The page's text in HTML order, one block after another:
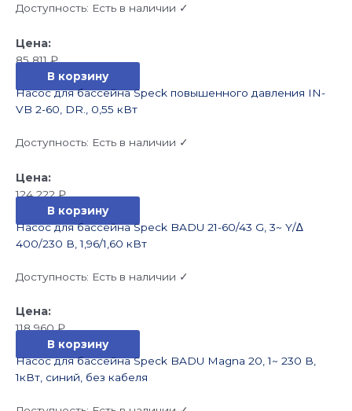
Доступность: Есть в наличии ✓
85 811₽
В корзину
Насос для бассейна Speck повышенного давления IN-
VB 2-60, DR., 0,55 кВт
Доступность: Есть в наличии ✓
124 222₽
В корзину
Насос для бассейна Speck BADU 21-60/43 G, 3~ Y/∆
400/230 В, 1,96/1,60 кВт
Доступность: Есть в наличии ✓
118 960₽
В корзину
Насос для бассейна Speck BADU Magna 20, 1~ 230 В,
1кВт, синий, без кабеля